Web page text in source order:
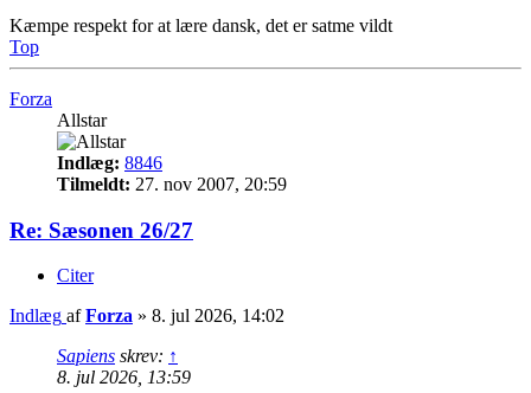
Kæmpe respekt for at lære dansk, det er satme vildt
Top
Forza
Allstar
Indlæg: 8846
Tilmeldt: 27. nov 2007, 20:59
Re: Sæsonen 26/27
Citer
Indlæg afForza » 8. jul 2026, 14:02
Sapiens skrev: ↑
8. jul 2026, 13:59